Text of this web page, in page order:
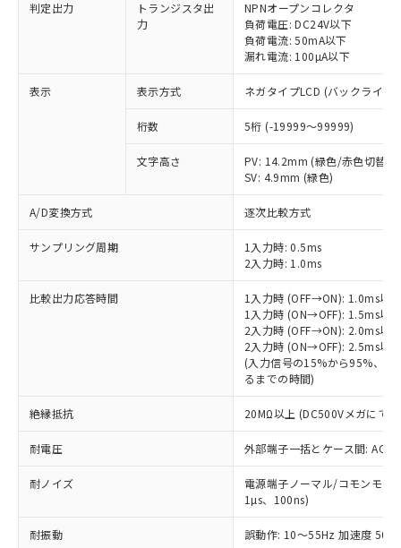
判定出力
トランジスタ出
力
NPNオープンコレクタ
負荷電圧: DC24V以下
負荷電流: 50mA以下
漏れ電流: 100µA以下
表示 表示方式 ネガタイプLCD (バックライト
桁数 5桁 (-19999～99999)
文字高さ
PV: 14.2mm (緑色/赤色切替)
SV: 4.9mm (緑色)
A/D変換方式 逐次比較方式
サンプリング周期
1入力時: 0.5ms
2入力時: 1.0ms
比較出力応答時間
1入力時 (OFF→ON): 1.0ms以下
1入力時 (ON→OFF): 1.5ms以下
2入力時 (OFF→ON): 2.0ms以下
2入力時 (ON→OFF): 2.5ms以下
(入力信号の15%から95%、ま
るまでの時間)
絶縁抵抗 20MΩ以上 (DC500Vメガにて)
耐電圧 外部端子一括とケース間:
耐ノイズ
電源端子ノーマル/コモンモ
1µs、100ns)
耐振動 誤動作: 10～55Hz 加速度
当社制御機器事業取扱商品の中には、
本サービスの対象外となる商品もある
ことをご了承ください。
在庫状況および標準価格照会結果は、
記載している更新日時点での社内デー
タに基づき作成されるものであり、閲
覧された時点での実際の在庫および標
準価格とは異なる場合があることをご
正式な納期状況および標準価格はお客
様のお取引先、またはお客様担当のオ
ご相談ください。
オムロン制御機器販売店や当社販売拠
点は「
販売ネットワーク
」をご確認
在庫状況および標準価格結果を当社の
事前の承諾なく第三者に漏洩または開
示しないようお願いします。
マイパーツ機能（部品リスト作成サー
ビス）をご利用いただくには、I-Web
メンバーズにご登録されている必要が
お客様が当ウェブサイト上で当社にご
登録された部品リストについて、当社
および当社の共同利用者が、当社の製
品・サービスに関するお客様との取
引・商談に必要な範囲で利用すること
害物質有無と関係のない商品です。
仕入先様の事情により、非含有部品として
いたものが、含有品と判明した場合などや
むを得ず変更することがあります。
鉛(Pb) 1000ppm以下、 水銀(Hg) 1000ppm以下、 カド
六価クロム(Cr(Ⅵ)) 1000ppm以下、ポリ臭化ビフェニル
類(PBB) 1000ppm以下、ポリ臭化ジフェニルエーテル類
(PBDE) 1000ppm以下、フタル酸ビス(2-エチルヘキシ
ル) (DEHP)(別名：DOP) 1000ppm以下、フタル酸ブチ
ルベンジル（BBP） 1000ppm以下、フタル酸ジブチル
（DBP） 1000ppm以下、フタル酸ジイソブチル
但し、RoHS指令で産業用監視および制御機器に対する
図的な使用がないことを確認しています。
部品在庫の切り替え状況などにより、予定
月が前後することがあります。
※3 非含有証明書ダウンロード
下記の非含有証明書をダウンロードするこ
基準値以下であることを示します。
「×」：最大均質材料含有率が中国RoHSの
基準値を超えていることを示します。
「－」：未確認です。当社販売部門へお問
い合わせください。
*中国RoHS10物質の基準値 (GB/T26572)：
Pb(鉛) :1000ppm、 Hg(水銀) : 1000ppm、 Cd(カドミウ
ム) : 100ppm、
Cr(Ⅵ)(六価クロム) : 1000ppm、 PBBs(ポリ臭化ビフェ
ニル類) : 1000ppm、 PBDEs(ポリ臭化ジフェニルエーテ
DBP(フタル酸ジブチル) : 1000ppm、 DIBP(フタル酸ジ
ル) : 1000ppm、
DEHP(フタル酸ビス(2-エチルヘキシル)) : 1000ppm
※2 環境保護使用期限
「ｅ」：有害物質（10物質）のすべてが基
準値以下であることを示します。
「10」：通常の使用状況下において有害物
質が外部に漏えいし、環境に深刻な影響を
及ぼさない年数を意味します。
「－」：未確認です。当社販売部門へお問
当社は、これら貴社製品のうち、外国
（以下｢規制貨物等」という）を輸出
または国外への提供する場合は、日本
国政府の輸出許可(または役務取引許
可)を取得するなどの必要な手続きを
当社は規制貨物を破棄する場合は、完
全に破砕するなど、違法に輸出されな
いよう必要な手段を講じます。
当社は貴社製品を、核兵器、ミサイ
ル、化学兵器、生物兵器またはその他
使用いたしません。
当社は、貴社製品を第三者に販売する
場合は、上記1、2および3の内容を当
該第三者に通知します。また当社は、
販売先および販売に係わる関係者が違
法に輸出するおそれがある場合は、取
り引きをいたしません。
キャンセル
説明
一定数以上の在庫あり
一定数には満たないが在庫あり
在庫なし(最新の在庫状況につ
いては、お客様のお取引先、ま
たはお客様担当のオムロン制御
機器販売店・当社販売員にご確
受注生産機種、また在庫状況の
情報を公開していない機種